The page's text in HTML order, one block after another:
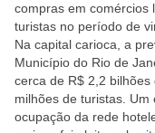
compras em comércios
turistas no período de
Na capital carioca, a
Município do Rio de
cerca de R$ 2,2
milhões de turistas.
ocupação da rede